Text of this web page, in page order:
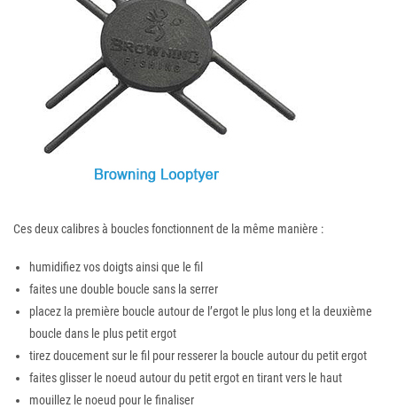
Ces deux calibres à boucles fonctionnent de la même manière :
humidifiez vos doigts ainsi que le fil
faites une double boucle sans la serrer
placez la première boucle autour de l’ergot le plus long et la deuxième
boucle dans le plus petit ergot
tirez doucement sur le fil pour resserer la boucle autour du petit ergot
faites glisser le noeud autour du petit ergot en tirant vers le haut
mouillez le noeud pour le finaliser